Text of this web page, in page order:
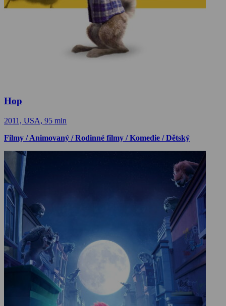
Hop
2011, USA, 95 min
Filmy / Animovaný / Rodinné filmy / Komedie / Dětský